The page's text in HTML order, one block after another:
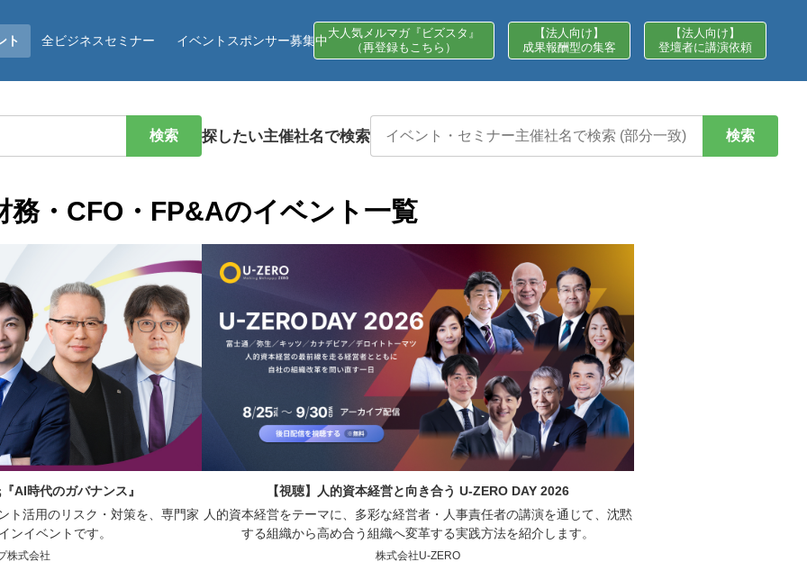
ト 全ビジネスセミナー イベントスポンサー募集中 大人気メルマガ『ビズスタ』
（再登録もこちら）
【法人向け】
成果報酬型の集客
【法人向け】
登壇者に講演依頼
検索 探したい主催社名で検索 検索
務・CFO・FP&Aのイベント一覧
AI時代のガバナンス』
ト活用のリスク・対策を、専門家
ンイベントです。
株式会社
【視聴】人的資本経営と向き合う U-ZERO DAY 2026
人的資本経営をテーマに、多彩な経営者・人事責任者の講演を通じて、沈黙
する組織から高め合う組織へ変革する実践方法を紹介します。
株式会社U-ZERO